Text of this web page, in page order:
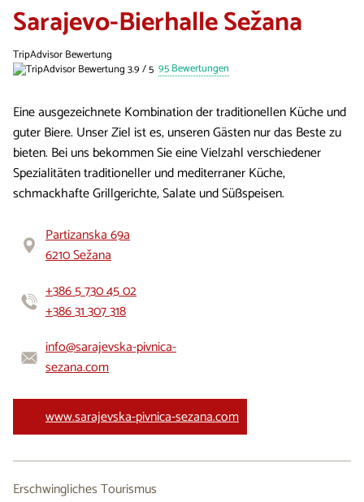
Sarajevo-Bierhalle Sežana
TripAdvisor Bewertung
95 Bewertungen
Eine ausgezeichnete Kombination der traditionellen Küche und
guter Biere. Unser Ziel ist es, unseren Gästen nur das Beste zu
bieten. Bei uns bekommen Sie eine Vielzahl verschiedener
Spezialitäten traditioneller und mediterraner Küche,
schmackhafte Grillgerichte, Salate und Süßspeisen.
Partizanska 69a
6210 Sežana
+386 5 730 45 02
+386 31 307 318
info@sarajevska-pivnica-
sezana.com
www.sarajevska-pivnica-sezana.com
Erschwingliches Tourismus